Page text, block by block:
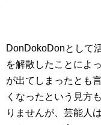
DonDokoDonとして
を解散したことによ
が出てしまったとも
くなったという見方
りませんが、芸能人